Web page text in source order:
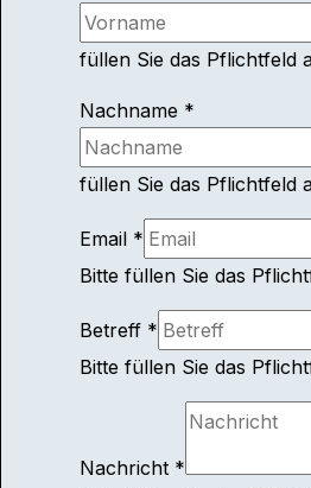
füllen Sie das Pflichtfeld
Nachname *
füllen Sie das Pflichtfeld
Email *
Bitte füllen Sie das
Betreff *
Bitte füllen Sie das
Nachricht *